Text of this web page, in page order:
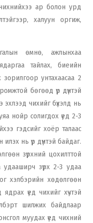
ар болон урд
халуун оргиж,
өмнө, ажлынхаа
тайлах, биеийн
унтахаасаа 2
бөгөөд үр дүнтэй
чихийг бүхэлд нь
нойр солигдох үед 2-3
гэдсийг хоёр талаас
нь үр дүнтэй байдаг.
зүрхний цохилттой
удааширч зүрх 2-3 удаа
хэлбэрийн хөдөлгөөн
үед чихийг хүчтэй
шилжих байдлаар
муудах үед чихний